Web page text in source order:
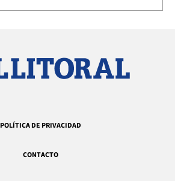
POLÍTICA DE PRIVACIDAD
CONTACTO